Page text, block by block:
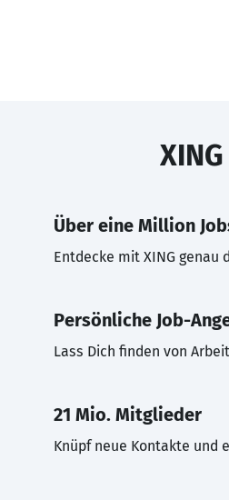
Über eine Million
Entdecke mit XING genau
Persönliche Job-
Lass Dich finden von
21 Mio. Mitglieder
Knüpf neue Kontakte und